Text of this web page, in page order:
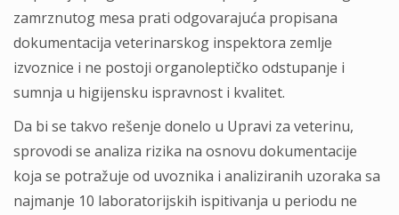
zamrznutog mesa prati odgovarajuća propisana
dokumentacija veterinarskog inspektora zemlje
izvoznice i ne postoji organoleptičko odstupanje i
sumnja u higijensku ispravnost i kvalitet.
Da bi se takvo rešenje donelo u Upravi za veterinu,
sprovodi se analiza rizika na osnovu dokumentacije
koja se potražuje od uvoznika i analiziranih uzoraka sa
najmanje 10 laboratorijskih ispitivanja u periodu ne